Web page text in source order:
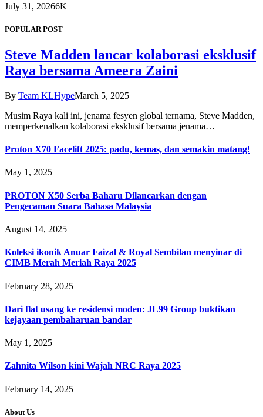
July 31, 20266K
POPULAR POST
Steve Madden lancar kolaborasi eksklusif
Raya bersama Ameera Zaini
By Team KLHypeMarch 5, 2025
Musim Raya kali ini, jenama fesyen global ternama, Steve Madden,
memperkenalkan kolaborasi eksklusif bersama jenama…
Proton X70 Facelift 2025: padu, kemas, dan semakin matang!
May 1, 2025
PROTON X50 Serba Baharu Dilancarkan dengan
Pengecaman Suara Bahasa Malaysia
August 14, 2025
Koleksi ikonik Anuar Faizal & Royal Sembilan menyinar di
CIMB Merah Meriah Raya 2025
February 28, 2025
Dari flat usang ke residensi moden: JL99 Group buktikan
kejayaan pembaharuan bandar
May 1, 2025
Zahnita Wilson kini Wajah NRC Raya 2025
February 14, 2025
About Us